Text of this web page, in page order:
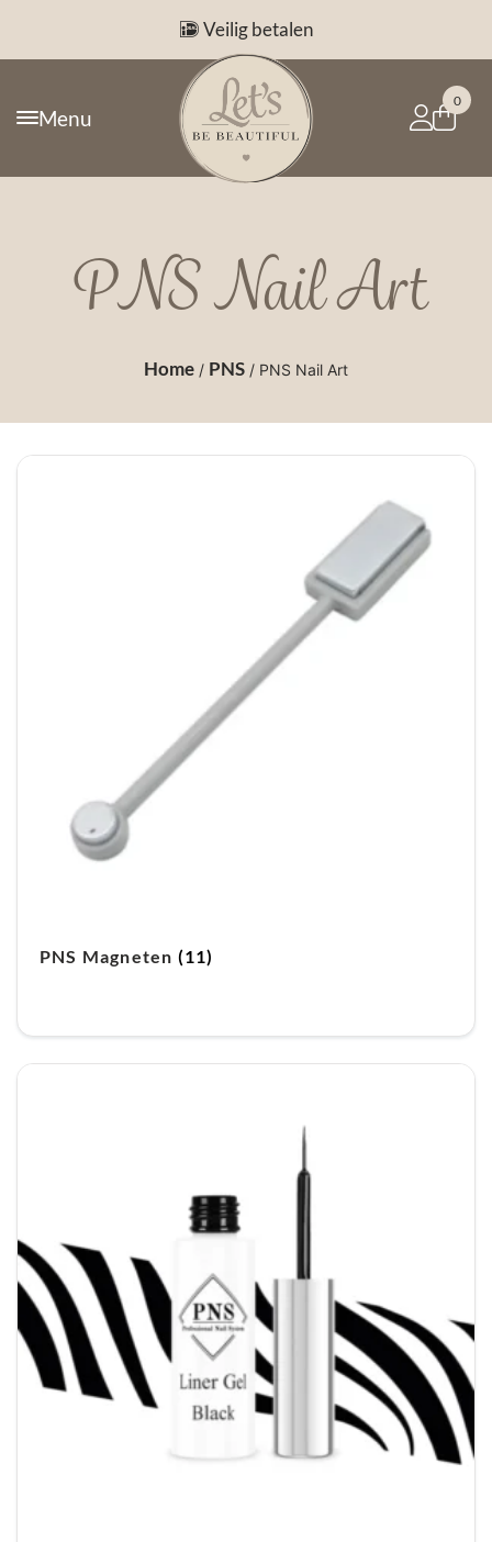
Veilig betalen
Menu
0
PNS Nail Art
Home / PNS / PNS Nail Art
PNS Magneten (11)